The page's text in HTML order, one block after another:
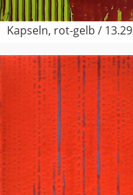
Kapseln, rot-gelb / 13.29